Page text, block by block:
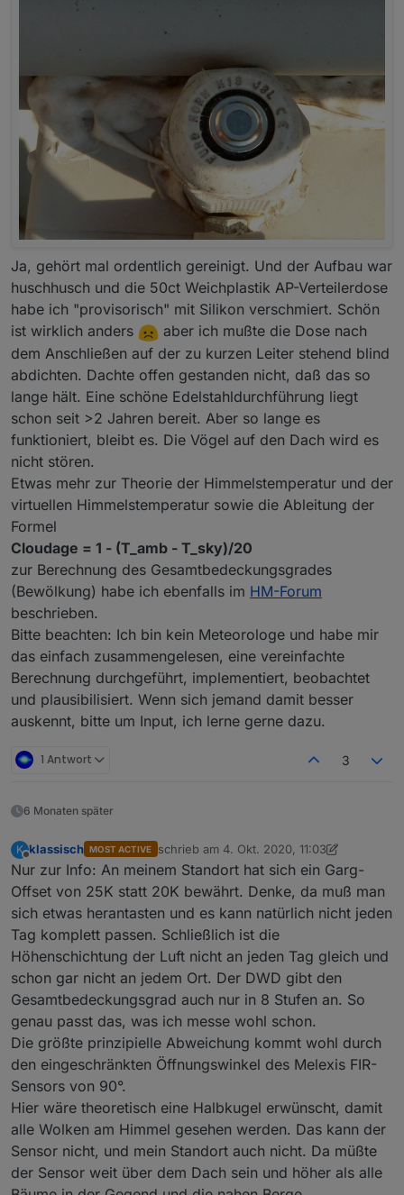
Ja, gehört mal ordentlich gereinigt. Und der Aufbau war
huschhusch und die 50ct Weichplastik AP-Verteilerdose
habe ich "provisorisch" mit Silikon verschmiert. Schön
ist wirklich anders
aber ich mußte die Dose nach
dem Anschließen auf der zu kurzen Leiter stehend blind
abdichten. Dachte offen gestanden nicht, daß das so
lange hält. Eine schöne Edelstahldurchführung liegt
schon seit >2 Jahren bereit. Aber so lange es
funktioniert, bleibt es. Die Vögel auf den Dach wird es
nicht stören.
Etwas mehr zur Theorie der Himmelstemperatur und der
virtuellen Himmelstemperatur sowie die Ableitung der
Formel
Cloudage = 1 - (T_amb - T_sky)/20
zur Berechnung des Gesamtbedeckungsgrades
(Bewölkung) habe ich ebenfalls im HM-Forum
beschrieben.
Bitte beachten: Ich bin kein Meteorologe und habe mir
das einfach zusammengelesen, eine vereinfachte
Berechnung durchgeführt, implementiert, beobachtet
und plausibilisiert. Wenn sich jemand damit besser
auskennt, bitte um Input, ich lerne gerne dazu.
1 Antwort 3
6 Monaten später
K
Offline
klassisch MOST ACTIVE schrieb am 4. Okt. 2020, 11:03
zuletzt editiert von klassisch10. Apr. 2020,
Nur zur Info: An meinem Standort hat sich ein Garg-
Offset von 25K statt 20K bewährt. Denke, da muß man
sich etwas herantasten und es kann natürlich nicht jeden
Tag komplett passen. Schließlich ist die
Höhenschichtung der Luft nicht an jeden Tag gleich und
schon gar nicht an jedem Ort. Der DWD gibt den
Gesamtbedeckungsgrad auch nur in 8 Stufen an. So
genau passt das, was ich messe wohl schon.
Die größte prinzipielle Abweichung kommt wohl durch
den eingeschränkten Öffnungswinkel des Melexis FIR-
Sensors von 90°.
Hier wäre theoretisch eine Halbkugel erwünscht, damit
alle Wolken am Himmel gesehen werden. Das kann der
Sensor nicht, und mein Standort auch nicht. Da müßte
der Sensor weit über dem Dach sein und höher als alle